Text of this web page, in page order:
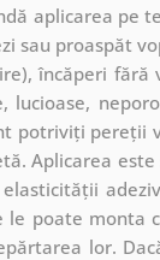
aplicarea pe
sau proaspăt
încăperi fără
lucioase,
potriviți pereții
Aplicarea
le poate monta
lor.